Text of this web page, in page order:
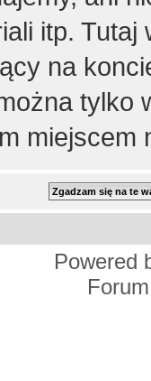
itp. Tutaj
na
tylko
miejscem
Powered